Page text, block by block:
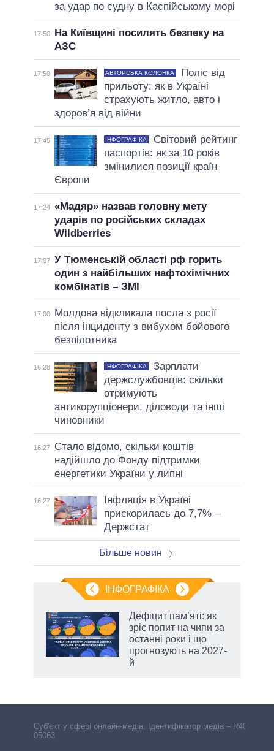
за удар по судну в Каспійському морі
17:50
На Київщині посилять безпеку на
АЗС
17:50 АВТОРСЬКА КОЛОНКА
Поліс від
прильоту: як в Україні
страхують житло, авто і
здоров’я від війни
17:45 ІНФОГРАФІКА
Світовий рейтинг
паспортів: як за 10 років
змінилися позиції країн
Європи
17:24 «Мадяр» назвав головну мету
ударів по російських складах
Wildberries
17:07 У Тюменській області рф горить
один з найбільших нафтохімічних
комбінатів – ЗМІ
17:00
Молдова відкликала посла з росії
після інциденту з вибухом бойового
безпілотника
16:28 ІНФОГРАФІКА
Зарплати
держслужбовців: скільки
отримують
антикорупціонери, діловоди та інші
чиновники
16:27
Стало відомо, скільки коштів
надійшло до Фонду підтримки
енергетики України у липні
16:27
Інфляція в Україні
прискорилась до 7,7% –
Держстат
Більше новин
ІНФОГРАФІКА
Дефіцит пам’яті: як
зріс попит на чипи за
останні роки і що
прогнозують на 2027-
й
Cуб'єкт у сфері онлайн-медіа. Ідентифікатор медіа – R40-
05063